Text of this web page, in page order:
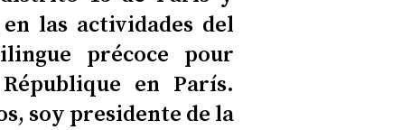
las actividades del
précoce pour
en París.
soy presidente de la